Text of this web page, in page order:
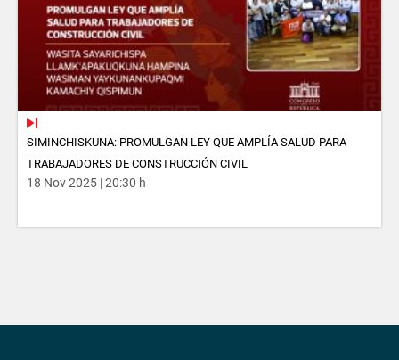
SIMINCHISKUNA: PROMULGAN LEY QUE AMPLÍA SALUD PARA
TRABAJADORES DE CONSTRUCCIÓN CIVIL
18 Nov 2025 | 20:30 h